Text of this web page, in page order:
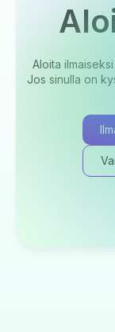
Aloita
Jos sinulla on